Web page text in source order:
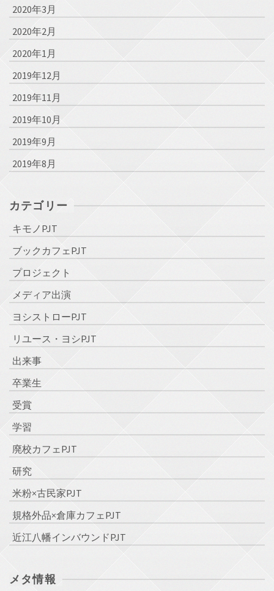
2020年3月
2020年2月
2020年1月
2019年12月
2019年11月
2019年10月
2019年9月
2019年8月
カテゴリー
キモノPJT
ブックカフェPJT
プロジェクト
メディア出演
ヨシストローPJT
リユース・ヨシPJT
出来事
卒業生
受賞
学習
廃校カフェPJT
研究
米粉×古民家PJT
規格外品×倉庫カフェPJT
近江八幡インバウンドPJT
メタ情報